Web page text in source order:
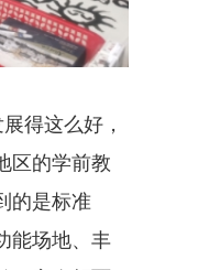
得这么好，
区的学前教
的是标准
能场地、丰